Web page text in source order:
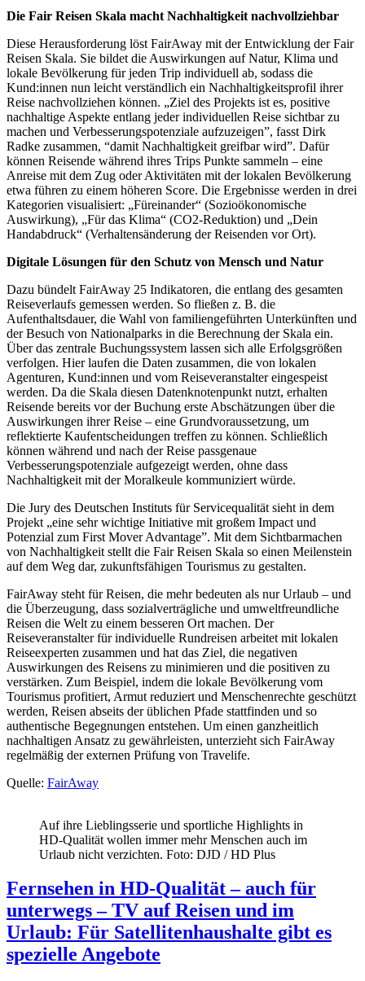
Die Fair Reisen Skala macht Nachhaltigkeit nachvollziehbar
Diese Herausforderung löst FairAway mit der Entwicklung der Fair
Reisen Skala. Sie bildet die Auswirkungen auf Natur, Klima und
lokale Bevölkerung für jeden Trip individuell ab, sodass die
Kund:innen nun leicht verständlich ein Nachhaltigkeitsprofil ihrer
Reise nachvollziehen können. „Ziel des Projekts ist es, positive
nachhaltige Aspekte entlang jeder individuellen Reise sichtbar zu
machen und Verbesserungspotenziale aufzuzeigen”, fasst Dirk
Radke zusammen, “damit Nachhaltigkeit greifbar wird”. Dafür
können Reisende während ihres Trips Punkte sammeln – eine
Anreise mit dem Zug oder Aktivitäten mit der lokalen Bevölkerung
etwa führen zu einem höheren Score. Die Ergebnisse werden in drei
Kategorien visualisiert: „Füreinander“ (Sozioökonomische
Auswirkung), „Für das Klima“ (CO2-Reduktion) und „Dein
Handabdruck“ (Verhaltensänderung der Reisenden vor Ort).
Digitale Lösungen für den Schutz von Mensch und Natur
Dazu bündelt FairAway 25 Indikatoren, die entlang des gesamten
Reiseverlaufs gemessen werden. So fließen z. B. die
Aufenthaltsdauer, die Wahl von familiengeführten Unterkünften und
der Besuch von Nationalparks in die Berechnung der Skala ein.
Über das zentrale Buchungssystem lassen sich alle Erfolgsgrößen
verfolgen. Hier laufen die Daten zusammen, die von lokalen
Agenturen, Kund:innen und vom Reiseveranstalter eingespeist
werden. Da die Skala diesen Datenknotenpunkt nutzt, erhalten
Reisende bereits vor der Buchung erste Abschätzungen über die
Auswirkungen ihrer Reise – eine Grundvoraussetzung, um
reflektierte Kaufentscheidungen treffen zu können. Schließlich
können während und nach der Reise passgenaue
Verbesserungspotenziale aufgezeigt werden, ohne dass
Nachhaltigkeit mit der Moralkeule kommuniziert würde.
Die Jury des Deutschen Instituts für Servicequalität sieht in dem
Projekt „eine sehr wichtige Initiative mit großem Impact und
Potenzial zum First Mover Advantage”. Mit dem Sichtbarmachen
von Nachhaltigkeit stellt die Fair Reisen Skala so einen Meilenstein
auf dem Weg dar, zukunftsfähigen Tourismus zu gestalten.
FairAway steht für Reisen, die mehr bedeuten als nur Urlaub – und
die Überzeugung, dass sozialverträgliche und umweltfreundliche
Reisen die Welt zu einem besseren Ort machen. Der
Reiseveranstalter für individuelle Rundreisen arbeitet mit lokalen
Reiseexperten zusammen und hat das Ziel, die negativen
Auswirkungen des Reisens zu minimieren und die positiven zu
verstärken. Zum Beispiel, indem die lokale Bevölkerung vom
Tourismus profitiert, Armut reduziert und Menschenrechte geschützt
werden, Reisen abseits der üblichen Pfade stattfinden und so
authentische Begegnungen entstehen. Um einen ganzheitlich
nachhaltigen Ansatz zu gewährleisten, unterzieht sich FairAway
regelmäßig der externen Prüfung von Travelife.
Quelle: FairAway
Auf ihre Lieblingsserie und sportliche Highlights in
HD-Qualität wollen immer mehr Menschen auch im
Urlaub nicht verzichten. Foto: DJD / HD Plus
Fernsehen in HD-Qualität – auch für
unterwegs – TV auf Reisen und im
Urlaub: Für Satellitenhaushalte gibt es
spezielle Angebote